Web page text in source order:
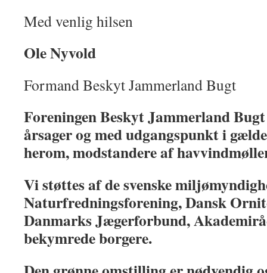
Med venlig hilsen
Ole Nyvold
Formand Beskyt Jammerland Bugt
Foreningen Beskyt Jammerland
årsager og med udgangspunkt i
herom, modstandere af
Vi støttes af de svenske
Naturfredningsforening, Dansk
Danmarks Jægerforbund,
bekymrede borgere.